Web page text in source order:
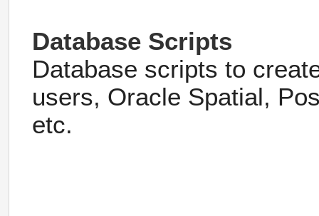
Database Scripts
Database scripts to
users, Oracle Spatial,
etc.